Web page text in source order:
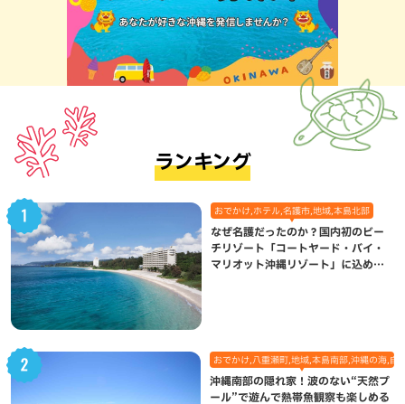
ランキング
おでかけ,ホテル,名護市,地域,本島北部
なぜ名護だったのか？国内初のビー
チリゾート「コートヤード・バイ・
マリオット沖縄リゾート」に込めら
おでかけ,八重瀬町,地域,本島南部,沖縄の海,自
沖縄南部の隠れ家！波のない“天然プ
ール”で遊んで熱帯魚観察も楽しめる